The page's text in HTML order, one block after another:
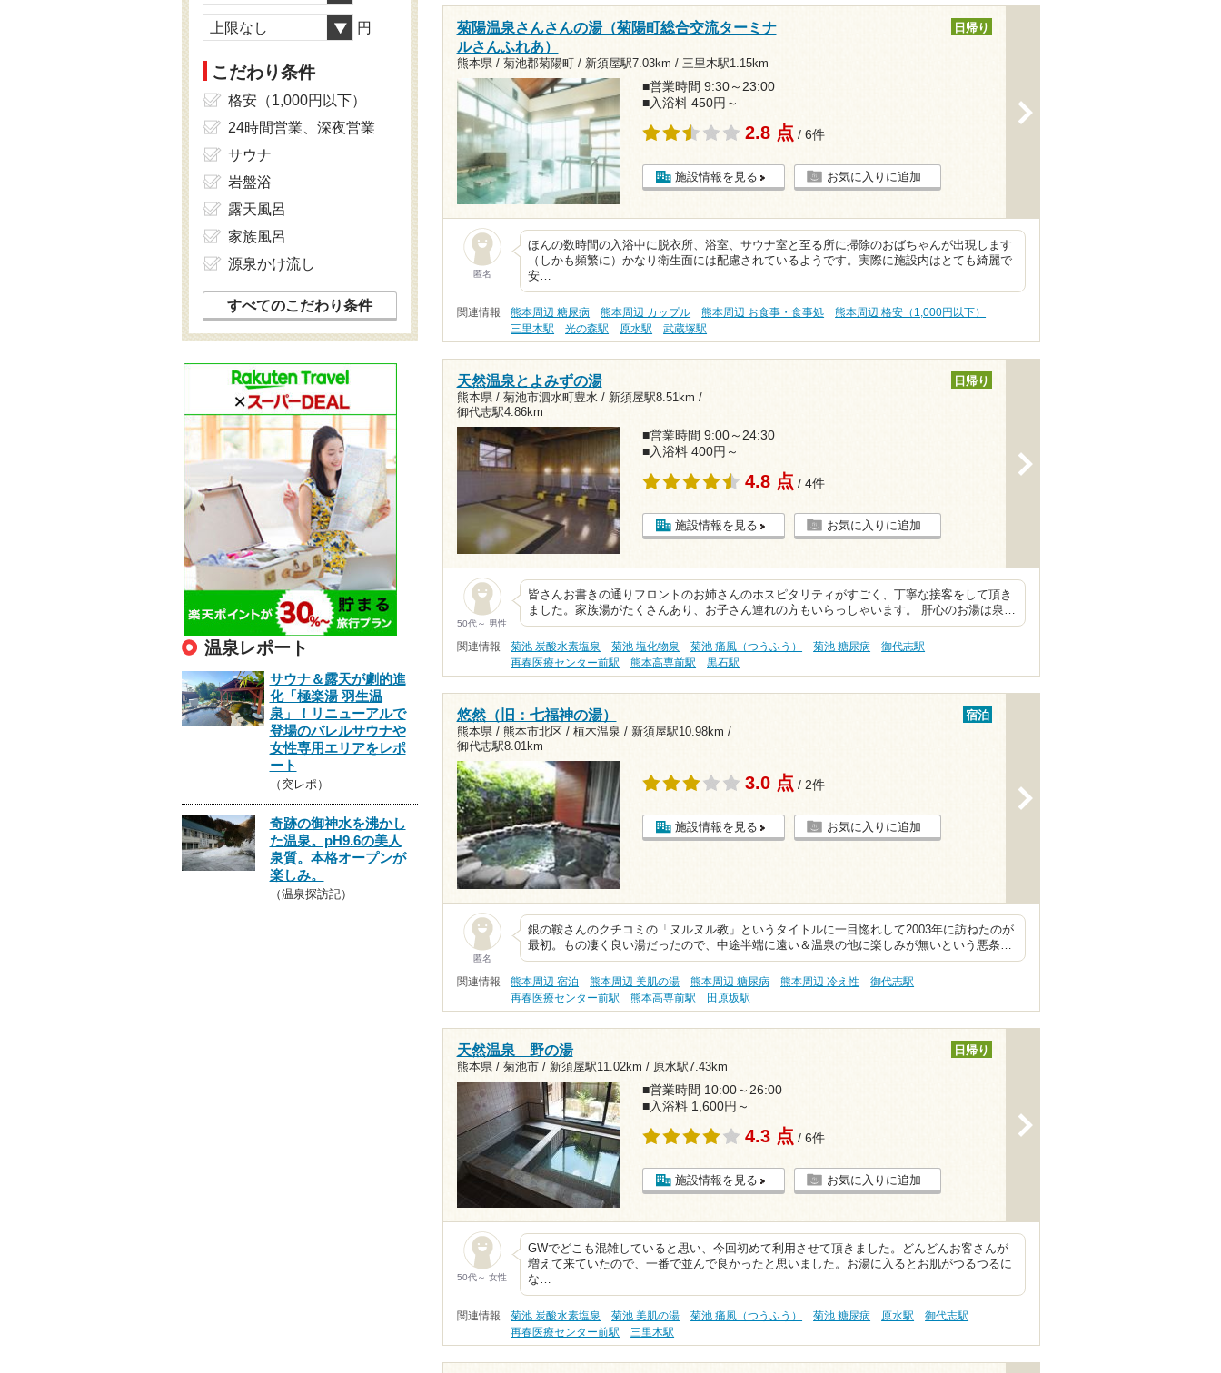
菊陽温泉さんさんの湯（菊陽町総合交流ターミナ
ルさんふれあ）
熊本県 / 菊池郡菊陽町 / 新須屋駅7.03km / 三里木駅1.15km
日帰り
■営業時間 9:30～23:00
■入浴料 450円～
2.8 点 / 6件
施設情報を見る お気に入りに追加
匿名
ほんの数時間の入浴中に脱衣所、浴室、サウナ室と至る所に掃除のおばちゃんが出現します
（しかも頻繁に）かなり衛生面には配慮されているようです。実際に施設内はとても綺麗で
安…
関連情報 熊本周辺 糖尿病 熊本周辺 カップル 熊本周辺 お食事・食事処
熊本周辺 格安（1,000円以下）
三里木駅
光の森駅 原水駅 武蔵塚駅
天然温泉とよみずの湯
熊本県 / 菊池市泗水町豊水 / 新須屋駅8.51km /
御代志駅4.86km
日帰り
■営業時間 9:00～24:30
■入浴料 400円～
4.8 点 / 4件
施設情報を見る お気に入りに追加
50代～ 男性
皆さんお書きの通りフロントのお姉さんのホスピタリティがすごく、丁寧な接客をして頂き
ました。家族湯がたくさんあり、お子さん連れの方もいらっしゃいます。 肝心のお湯は泉…
関連情報 菊池 炭酸水素塩泉 菊池 塩化物泉 菊池 痛風（つうふう） 菊池 糖尿病
御代志駅
再春医療センター前駅
熊本高専前駅 黒石駅
悠然（旧：七福神の湯）
熊本県 / 熊本市北区 / 植木温泉 / 新須屋駅10.98km /
御代志駅8.01km
宿泊
3.0 点 / 2件
施設情報を見る お気に入りに追加
匿名
銀の鞍さんのクチコミの「ヌルヌル教」というタイトルに一目惚れして2003年に訪ねたのが
最初。もの凄く良い湯だったので、中途半端に遠い＆温泉の他に楽しみが無いという悪条…
関連情報 熊本周辺 宿泊 熊本周辺 美肌の湯 熊本周辺 糖尿病 熊本周辺 冷え性
御代志駅
再春医療センター前駅
熊本高専前駅 田原坂駅
天然温泉 野の湯
熊本県 / 菊池市 / 新須屋駅11.02km / 原水駅7.43km
日帰り
■営業時間 10:00～26:00
■入浴料 1,600円～
4.3 点 / 6件
施設情報を見る お気に入りに追加
50代～ 女性
GWでどこも混雑していると思い、今回初めて利用させて頂きました。どんどんお客さんが
増えて来ていたので、一番で並んで良かったと思いました。お湯に入るとお肌がつるつるに
な…
関連情報 菊池 炭酸水素塩泉 菊池 美肌の湯 菊池 痛風（つうふう） 菊池 糖尿病 原水駅
御代志駅
再春医療センター前駅
三里木駅
上限なし 円
こだわり条件
格安（1,000円以下）
24時間営業、深夜営業
サウナ
岩盤浴
露天風呂
家族風呂
源泉かけ流し
すべてのこだわり条件
温泉レポート
サウナ＆露天が劇的進
化「極楽湯 羽生温
泉」！リニューアルで
登場のバレルサウナや
女性専用エリアをレポ
ート
（突レポ）
奇跡の御神水を沸かし
た温泉。pH9.6の美人
泉質。本格オープンが
楽しみ。
（温泉探訪記）